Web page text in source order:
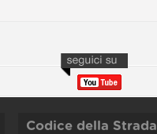
Codice della Strada